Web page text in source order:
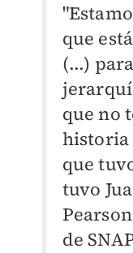
que
(...)
que no
historia
que
tuvo
de